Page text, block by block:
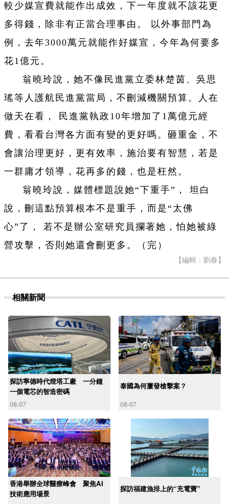
較少媒宣費就能作出成效，下一年度就不該花更
多得錢，除非有正當合理事由。 以外事部門為
例，去年3000萬元就能作好媒宣，今年為何要多
花1億元。
翁曉玲說，她不像民進黨立委林楚茵、吳思
瑤等人護航民進黨當局，不刪減機關預算。人在
做天在看， 民進黨執政10年增加了1萬億元經
費，看看台灣各方面有變的更好嗎。砸重金，不
會讓治理更好，更有效率，施治要有智慧，若是
一群庸才領導，花再多的錢，也是枉然。
翁曉玲說，媒體標題說她“下重手”， 坦白
說，刪這點預算根本不是重手，而是“太佛
心”了， 若不是辦公室研究員攔著她，怕她被綠
營攻擊，否則她還會刪更多。（完）
【編輯：劉春】
相關新聞
探訪寧德時代燈塔工廠 一分鐘
一個電芯的智造密碼
08-07
泰國為何屢發槍擊案？
08-07
香港舉辦全球醫療峰會 聚焦AI
技術應用場景
探訪福建漁排上的“充電寶”